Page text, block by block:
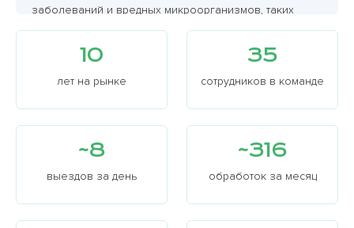
заболеваний и вредных микроорганизмов, таких
как вирусы, бактерии и грибки. Применение
современных методик, таких как холодный туман,
позволяет равномерно обработать все
поверхности, включая область в труднодоступных
проводятся с учетом особенностей каждого
объекта. Это может быть квартира, офис, склад или
способы обработки, включая инсектоакарицидную
обработку против ос, шершней, кротов и других
вредных насекомых.
10
лет на рынке
35
сотрудников в команде
~8
выездов за день
~316
обработок за месяц